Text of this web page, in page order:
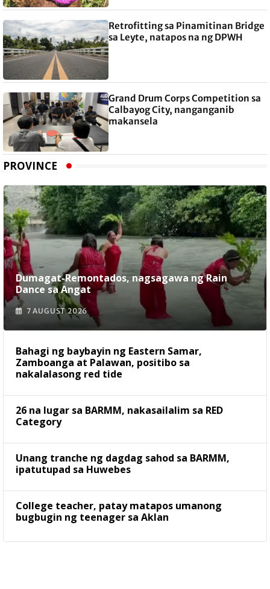
Retrofitting sa Pinamitinan Bridge
sa Leyte, natapos na ng DPWH
Grand Drum Corps Competition sa
Calbayog City, nanganganib
makansela
PROVINCE
Dumagat-Remontados, nagsagawa ng Rain
Dance sa Angat
7 AUGUST 2026
Bahagi ng baybayin ng Eastern Samar,
Zamboanga at Palawan, positibo sa
nakalalasong red tide
26 na lugar sa BARMM, nakasailalim sa RED
Category
Unang tranche ng dagdag sahod sa BARMM,
ipatutupad sa Huwebes
College teacher, patay matapos umanong
bugbugin ng teenager sa Aklan